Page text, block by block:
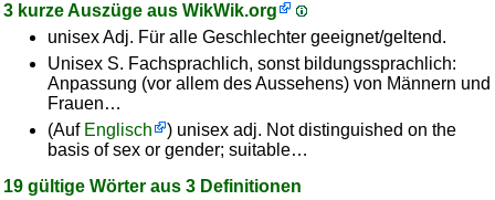
3 kurze Auszüge aus WikWik.org
unisex Adj. Für alle Geschlechter geeignet/geltend.
Unisex S. Fachsprachlich, sonst bildungssprachlich:
Anpassung (vor allem des Aussehens) von Männern und
Frauen…
(Auf Englisch
) unisex adj. Not distinguished on the
basis of sex or gender; suitable…
19 gültige Wörter aus 3 Definitionen